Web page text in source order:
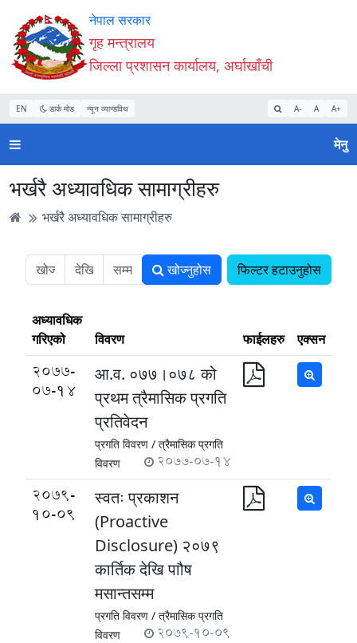
Accessibility
Mode
सुरु
गर्नुहोस्
सामाग्री
पढ्नुहाेस्
नेभिगेसन
पढ्नुहाेस्
वेबसाइट
खोजमा
जानुहोस्
नेपाल सरकार
गृह मन्त्रालय
जिल्ला प्रशासन कार्यालय, अर्घाखाँची
EN डार्क मोड न्यून व्यान्डविथ A- A A+
मेनु
भर्खरै अध्यावधिक सामाग्रीहरु
भर्खरै अध्यावधिक सामाग्रीहरु
खोज्नुहोस फिल्टर हटाउनुहोस
अध्यावधिक
गरिएको
विवरण फाईलहरु एक्सन
2077-
07-14
आ.व. ०७७।०७८ को
प्रथम त्रैमासिक प्रगति
प्रतिवेदन
प्रगति विवरण / त्रैमासिक प्रगति
विवरण
2077-07-14
2079-
10-09
स्वतः प्रकाशन
(Proactive
Disclosure) २०७९
कार्तिक देखि पाौष
मसान्तसम्म
प्रगति विवरण / त्रैमासिक प्रगति
विवरण
2079-10-09